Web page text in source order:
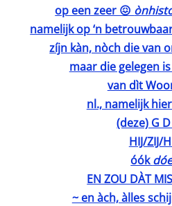
op een zeer 😖
namelijk op ‘n
zíjn kàn, nòch die van
maar die gelegen
van dìt
nl., namelijk
(deze) G
HIJ/ZIJ/
óók
EN ZOU DÀT
~ en àch, àlles